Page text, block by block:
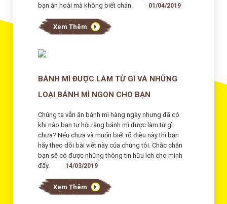
bạn ăn hoài mà không biết chán.
01/04/2019
Xem Thêm
BÁNH MÌ ĐƯỢC LÀM TỪ GÌ VÀ NHỮNG
LOẠI BÁNH MÌ NGON CHO BẠN
Chúng ta vẫn ăn bánh mì hàng ngày nhưng đã có
khi nào bạn tự hỏi rằng bánh mì được làm từ gì
chưa? Nếu chưa và muốn biết rõ điều này thì bạn
hãy theo dõi bài viết này của chúng tôi. Chắc chắn
bạn sẽ có được những thông tin hữu ích cho mình
đấy.
14/03/2019
Xem Thêm